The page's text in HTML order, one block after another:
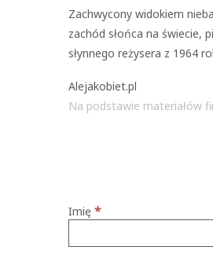
Zachwycony widokiem
zachód słońca na świecie,
słynnego reżysera z 1964
Alejakobiet.pl
Na podstawie materiałów
Imię *